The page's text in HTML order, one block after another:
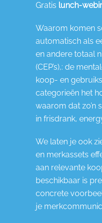
Gratis lunch-
Waarom komen
automatisch als
en andere totaal
(CEP’s),: de
koop- en
categorieën het
waarom dat zo’n
in frisdrank,
We laten je ook
en merkassets
aan relevante
beschikbaar is
concrete
je